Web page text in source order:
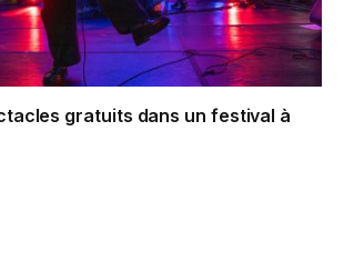
gratuits dans un festival à